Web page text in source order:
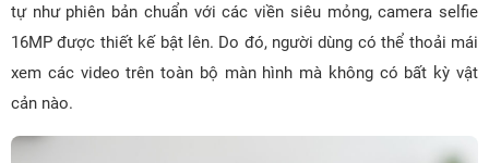
tự như phiên bản chuẩn với các viền siêu mỏng, camera selfie
16MP được thiết kế bật lên. Do đó, người dùng có thể thoải mái
xem các video trên toàn bộ màn hình mà không có bất kỳ vật
cản nào.